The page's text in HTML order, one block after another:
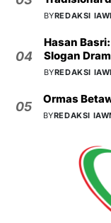
BYREDAKSI
04
Hasan
Slogan
BYREDAKSI
05
Ormas
BYREDAKSI